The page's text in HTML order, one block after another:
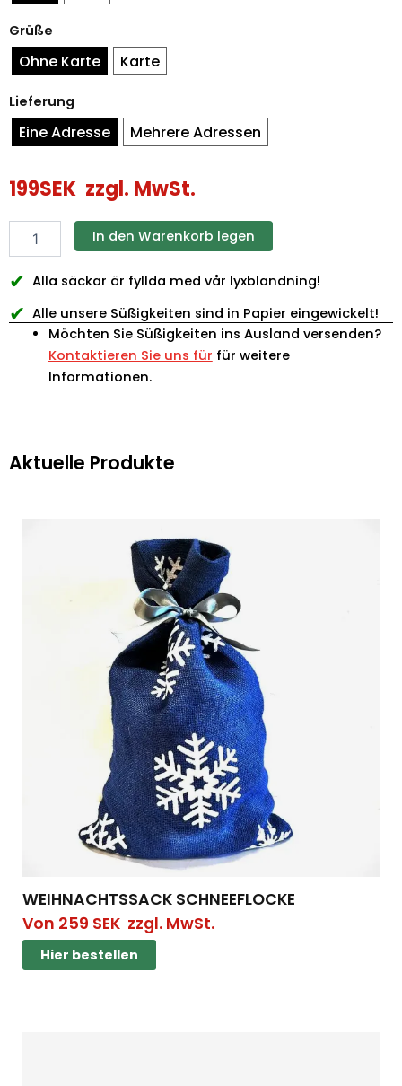
Grüße
Ohne Karte Karte
Lieferung
Eine Adresse Mehrere Adressen
199SEK zzgl. MwSt.
In den Warenkorb legen
✔ Alla säckar är fyllda med vår lyxblandning!
✔ Alle unsere Süßigkeiten sind in Papier eingewickelt!
Möchten Sie Süßigkeiten ins Ausland versenden?
Kontaktieren Sie uns für für weitere
Informationen.
Aktuelle Produkte
WEIHNACHTSSACK SCHNEEFLOCKE
Von 259 SEKzzgl. MwSt.
Hier bestellen